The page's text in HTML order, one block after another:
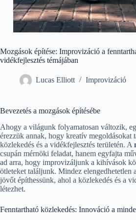
Mozgások építése: Improvizáció a
vidékfejlesztés témájában
Lucas Elliott Improvizáció
Bevezetés a mozgások építésébe
Ahogy a világunk folyamatosan változik,
érezzük annak, hogy kreatív megoldásokat
közlekedés és a vidékfejlesztés területén. A
csupán mérnöki feladat, hanem egyfajta
ad arra, hogy improvizáljunk a kihívások
ötleteket találjunk. Mindez elengedhetetlen
jövőt építhessünk, ahol a közlekedés és a
létezhet.
Fenntartható közlekedés: Innováció a